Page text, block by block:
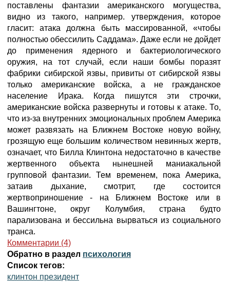
поставлены фантазии американского могущества,
видно из такого, например. утверждения, которое
гласит: атака должна быть массированной, «чтобы
полностью обессилить Саддама». Даже если не дойдет
до применения ядерного и бактериологического
оружия, на тот случай, если наши бомбы поразят
фабрики сибирской язвы, привиты от сибирской язвы
только американские войска, а не гражданское
население Ирака. Когда пишутся эти строчки,
американские войска развернуты и готовы к атаке. То,
что из-за внутренних эмоциональных проблем Америка
может развязать на Ближнем Востоке новую войну,
грозящую еще большим количеством невинных жертв,
означает, что Билла Клинтона недостаточно в качестве
жертвенного объекта нынешней маниакальной
групповой фантазии. Тем временем, пока Америка,
затаив дыхание, смотрит, где состоится
жертвоприношение - на Ближнем Востоке или в
Вашингтоне, округ Колумбия, страна будто
парализована и бессильна вырваться из социального
транса.
Комментарии (4)
Обратно в раздел психология
Список тегов:
клинтон президент